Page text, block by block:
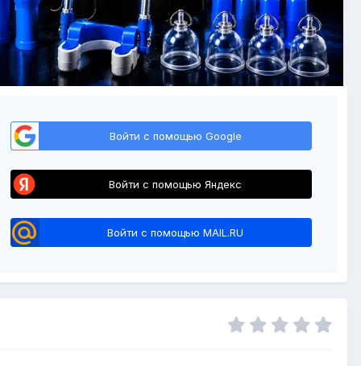
Войти с помощью Google
Войти с помощью Яндекс
Войти с помощью MAIL.RU